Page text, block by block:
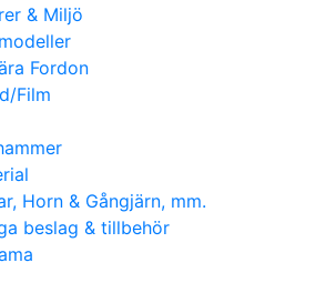
& Miljö
Fordon
Film
Horn & Gångjärn, mm.
beslag & tillbehör